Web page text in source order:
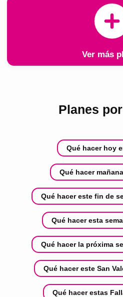
Ver más
Planes
Qué hacer hoy
Qué hacer
Qué hacer este fin de
Qué hacer esta
Qué hacer la próxima
Qué hacer este San
Qué hacer estas